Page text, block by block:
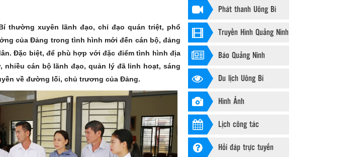
Phát thanh Uông Bí
Truyền Hình Quảng Ninh
Báo Quảng Ninh
Du lịch Uông Bí
Hình Ảnh
Lịch công tác
Hỏi đáp trực tuyến
thường xuyên lãnh đạo, chỉ đạo quán triệt, phổ
của Đảng trong tình hình mới đến cán bộ, đảng
Đặc biệt, để phù hợp với đặc điểm tình hình địa
cán bộ lãnh đạo, quản lý đã linh hoạt, sáng
về đường lối, chủ trương của Đảng.